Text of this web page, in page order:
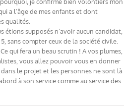
a l’âge de mes enfants et dont
qualités.
étions supposés n’avoir aucun candidat,
sans compter ceux de la société civile.
qui fera un beau scrutin ! A vos plumes,
vous allez pouvoir vous en donner
le projet et les personnes ne sont là
à son service comme au service des